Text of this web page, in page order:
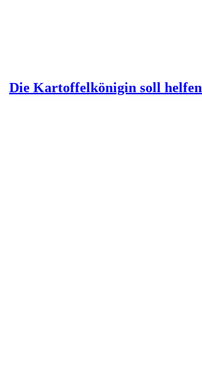
Die Kartoffelkönigin soll helfen